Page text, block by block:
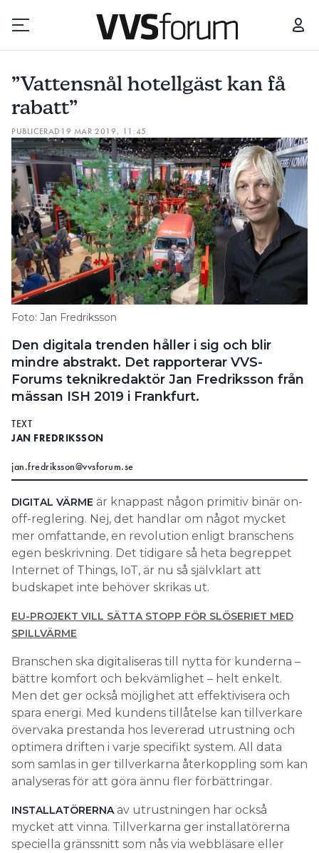
Prenumerera
Hantera prenumeration
Lediga jobb
Annonsera
Läs E-tidningen
Om tidningen
Kontakt
Search for:
”Vattensnål hotellgäst kan få
rabatt”
PUBLICERAD 19 MAR 2019, 11:45
Foto: Jan Fredriksson
Den digitala trenden håller i sig och blir
mindre abstrakt. Det rapporterar VVS-
Forums teknikredaktör Jan Fredriksson från
mässan ISH 2019 i Frankfurt.
TEXT
JAN FREDRIKSSON
jan.fredriksson@vvsforum.se
DIGITAL VÄRME är knappast någon primitiv binär on-
off-reglering. Nej, det handlar om något mycket
mer omfattande, en revolution enligt branschens
egen beskrivning. Det tidigare så heta begreppet
Internet of Things, IoT, är nu så självklart att
budskapet inte behöver skrikas ut.
EU-PROJEKT VILL SÄTTA STOPP FÖR SLÖSERIET MED
SPILLVÄRME
Branschen ska digitaliseras till nytta för kunderna –
bättre komfort och bekvämlighet – helt enkelt.
Men det ger också möjlighet att effektivisera och
spara energi. Med kundens tillåtelse kan tillverkare
övervaka prestanda hos levererad utrustning och
optimera driften i varje specifikt system. All data
som samlas in ger tillverkarna återkoppling som kan
analyseras för att göra ännu fler förbättringar.
INSTALLATÖRERNAav utrustningen har också
mycket att vinna. Tillverkarna ger installatörerna
speciella gränssnitt som nås via webbläsare eller
”VATTENSNÅL HOTELLGÄST KAN FÅ RABATT”